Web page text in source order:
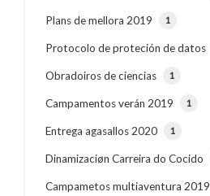
Plans de mellora 2019 1
Protocolo de proteción de datos
Obradoiros de ciencias 1
Campamentos verán 2019 1
Entrega agasallos 2020 1
Dinamizaciøn Carreira do Cocido
Campametos multiaventura 2019